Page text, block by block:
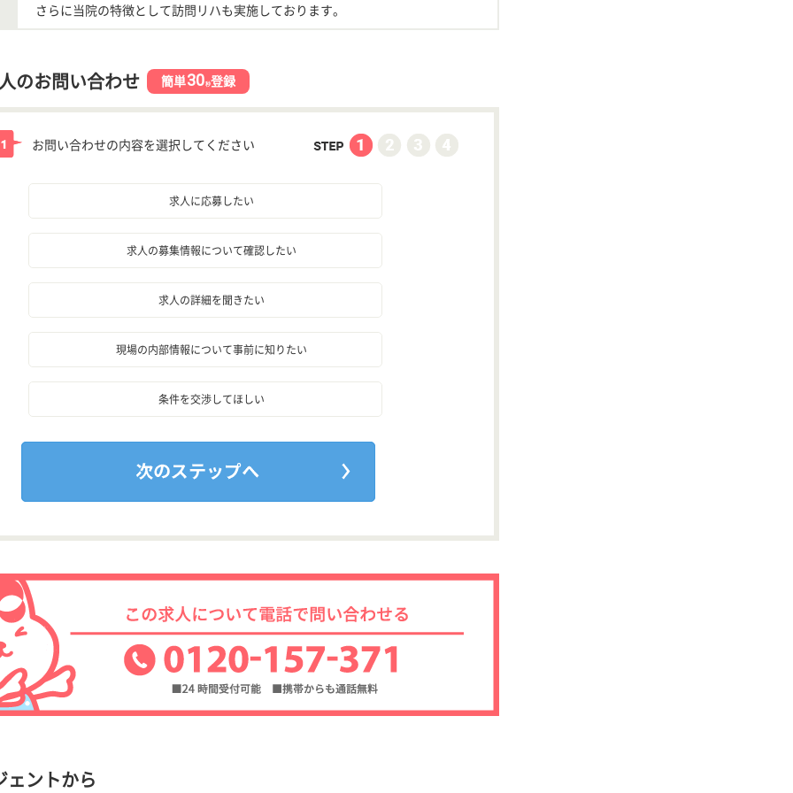
さらに当院の特徴として訪問リハも実施しております。
のお問い合わせ 簡単30秒登録
お問い合わせの内容を選択してください
求人に応募したい
求人の募集情報について確認したい
求人の詳細を聞きたい
現場の内部情報について事前に知りたい
条件を交渉してほしい
ェントから